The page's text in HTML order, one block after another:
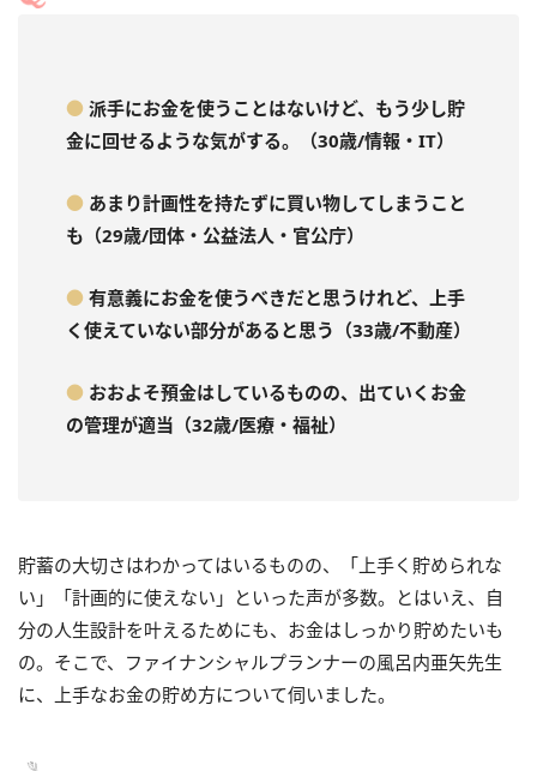
● 派手にお金を使うことはないけど、もう少し貯
金に回せるような気がする。（30歳/情報・IT）
● あまり計画性を持たずに買い物してしまうこと
も（29歳/団体・公益法人・官公庁）
● 有意義にお金を使うべきだと思うけれど、上手
く使えていない部分があると思う（33歳/不動産）
● おおよそ預金はしているものの、出ていくお金
の管理が適当（32歳/医療・福祉）
貯蓄の大切さはわかってはいるものの、「上手く貯められな
い」「計画的に使えない」といった声が多数。とはいえ、自
分の人生設計を叶えるためにも、お金はしっかり貯めたいも
の。そこで、ファイナンシャルプランナーの風呂内亜矢先生
に、上手なお金の貯め方について伺いました。